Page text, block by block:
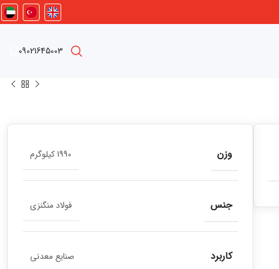
09021645003
وزن 1990 کیلوگرم
جنس فولاد منگنزی
کاربرد صنایع معدنی